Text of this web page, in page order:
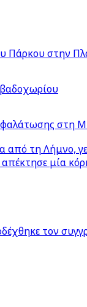
Πάρκου στην
στη
τη Λήμνο,
απέκτησε μία
τον